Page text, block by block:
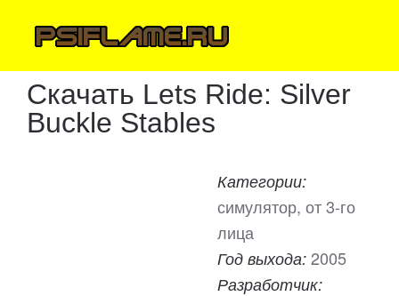
Скачать Lets Ride: Silver
Buckle Stables
Категории:
симулятор, от 3-го
лица
Год выхода: 2005
Разработчик: